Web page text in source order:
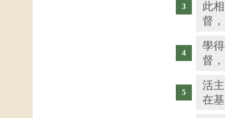
此
督
學
督
活
在